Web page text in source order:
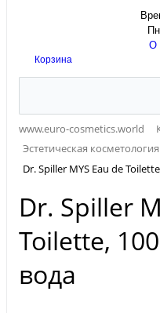
О
Корзина
www.euro-cosmetics.world
Эстетическая косметология
Dr. Spiller MYS Eau de
Dr. Spiller
Toilette,
вода